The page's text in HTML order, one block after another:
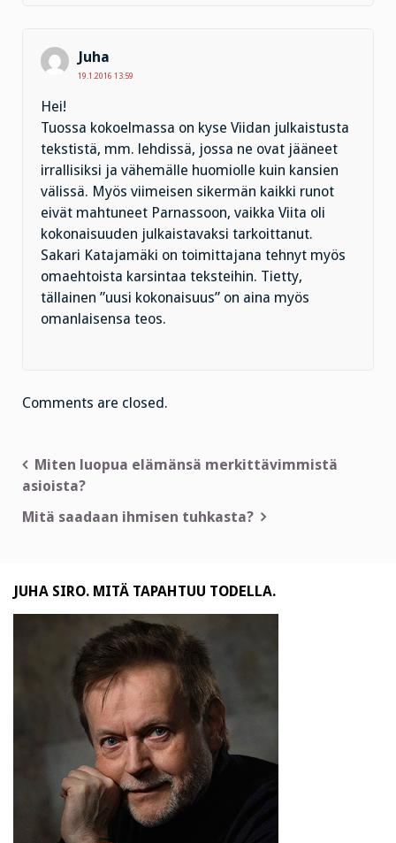
Juha
19.1.2016 13:59
Hei!
Tuossa kokoelmassa on kyse Viidan julkaistusta
tekstistä, mm. lehdissä, jossa ne ovat jääneet
irrallisiksi ja vähemälle huomiolle kuin kansien
välissä. Myös viimeisen sikermän kaikki runot
eivät mahtuneet Parnassoon, vaikka Viita oli
kokonaisuuden julkaistavaksi tarkoittanut.
Sakari Katajamäki on toimittajana tehnyt myös
omaehtoista karsintaa teksteihin. Tietty,
tällainen ”uusi kokonaisuus” on aina myös
omanlaisensa teos.
Comments are closed.
Artikkelien
selaus
Miten luopua elämänsä merkittävimmistä
asioista?
Mitä saadaan ihmisen tuhkasta?
JUHA SIRO. MITÄ TAPAHTUU TODELLA.